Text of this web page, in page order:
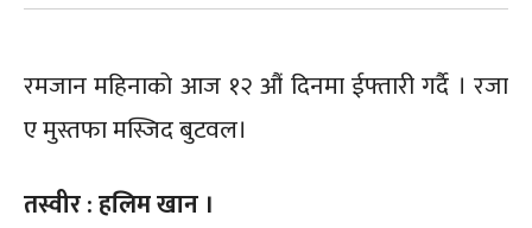
रमजान महिनाको आज १२ औं दिनमा ईफ्तारी गर्दै । रजा
ए मुस्तफा मस्जिद बुटवल।
तस्वीर : हलिम खान ।